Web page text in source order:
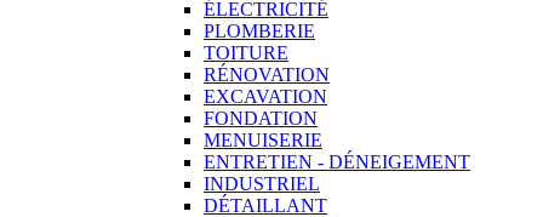
ÉLECTRICITÉ
PLOMBERIE
TOITURE
RÉNOVATION
EXCAVATION
FONDATION
MENUISERIE
ENTRETIEN - DÉNEIGEMENT
INDUSTRIEL
DÉTAILLANT